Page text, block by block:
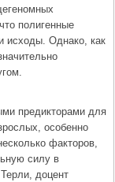
полигенные
исходы. Однако, как
предикторами для
особенно
факторов,
силу в
доцент